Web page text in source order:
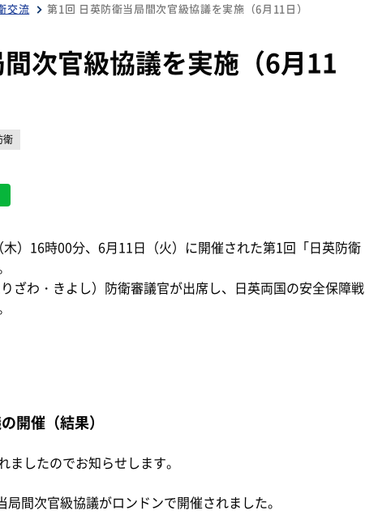
交流 第1回 日英防衛当局間次官級協議を実施（6月11日）
次官級協議を実施（6月11
衛
）16時00分、6月11日（火）に開催された第1回「日英防衛
ざわ・きよし）防衛審議官が出席し、日英両国の安全保障戦
開催（結果）
したのでお知らせします。
間次官級協議がロンドンで開催されました。